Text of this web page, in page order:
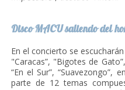
Disco MACU saliendo del
En el concierto se
"Caracas”, "Bigotes de
“En el Sur”, “Suavezongo”,
parte de 12 temas